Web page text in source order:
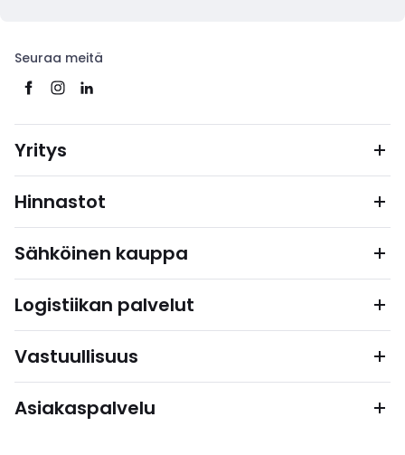
Seuraa meitä
Yritys
Hinnastot
Sähköinen kauppa
Logistiikan palvelut
Vastuullisuus
Asiakaspalvelu